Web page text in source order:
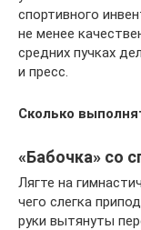
спортивного
не менее
средних пучках
и пресс.
Сколько
«Бабочка» со
Лягте на
чего слегка
руки вытянуты